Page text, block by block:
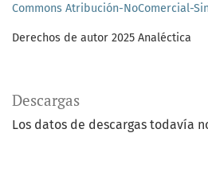
Commons Atribución-NoComercial-
Derechos de autor 2025 Analéctica
Descargas
Los datos de descargas todavía